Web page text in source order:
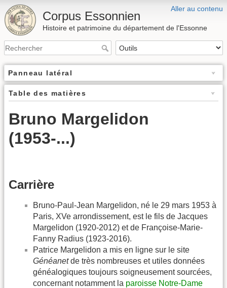
Aller au contenu
Corpus Essonnien
Histoire et patrimoine du département de l'Essonne
Panneau latéral
Table des matières
Bruno Margelidon
(1953-...)
Carrière
Bruno-Paul-Jean Margelidon, né le 29 mars 1953 à
Paris, XVe arrondissement, est le fils de Jacques
Margelidon (1920-2012) et de Françoise-Marie-
Fanny Radius (1923-2016).
Patrice Margelidon a mis en ligne sur le site
Généanetde très nombreuses et utiles données
généalogiques toujours soigneusement sourcées,
concernant notamment la paroisse Notre-Dame